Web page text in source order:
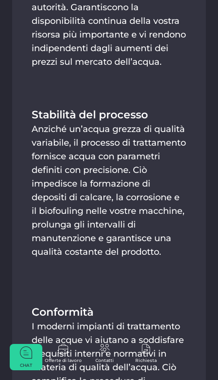
Offerte di lavoro Contatti
Richiesta
CHAT
autorità. Garantiscono la
disponibilità continua della vostra
risorsa più importante e vi rendono
indipendenti dagli aumenti dei
prezzi sul mercato dell’acqua.
Stabilità del processo
Anziché un’acqua grezza di qualità
variabile, il processo di trattamento
fornisce acqua con parametri
definiti con precisione. Ciò
impedisce la formazione di
depositi di calcare, la corrosione e
il biofouling nelle vostre macchine,
prolunga gli intervalli di
manutenzione e garantisce una
qualità costante del prodotto.
Conformità
I moderni impianti di trattamento
delle acque vi aiutano a soddisfare
i requisiti interni e normativi in
materia di qualità dell’acqua. Ciò